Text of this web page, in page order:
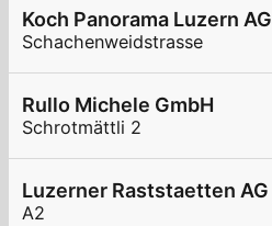
Koch Panorama Luzern AG
Schachenweidstrasse
Rullo Michele GmbH
Schrotmättli 2
Luzerner Raststaetten AG
A2